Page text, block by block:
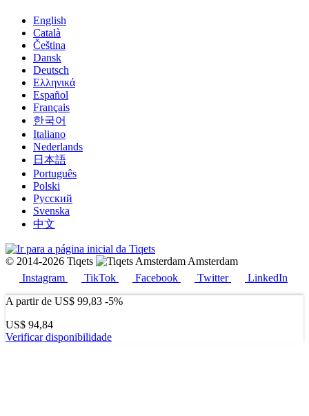
English
Català
Čeština
Dansk
Deutsch
Ελληνικά
Español
Français
한국어
Italiano
Nederlands
日本語
Português
Polski
Русский
Svenska
中文
© 2014-2026 Tiqets
Amsterdam
Instagram
TikTok Facebook Twitter
LinkedIn
A partir de US$ 99,83 -5%
US$ 94,84
Verificar disponibilidade